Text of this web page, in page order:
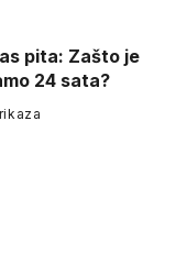
pita: Zašto je
24 sata?